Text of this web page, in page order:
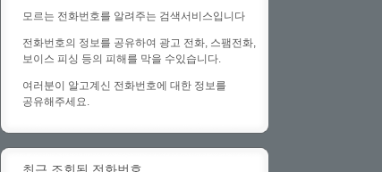
모르는 전화번호를 알려주는 검색서비스입니다
전화번호의 정보를 공유하여 광고 전화, 스팸전화,
보이스 피싱 등의 피해를 막을 수있습니다.
여러분이 알고계신 전화번호에 대한 정보를
공유해주세요.
최근 조회된 전화번호